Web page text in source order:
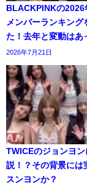
BLACKPINKの2026
メンバーランキング
た！去年と変動はあ
2026年7月21日
TWICEのジョンヨン
説！？その背景には
スンヨンか？